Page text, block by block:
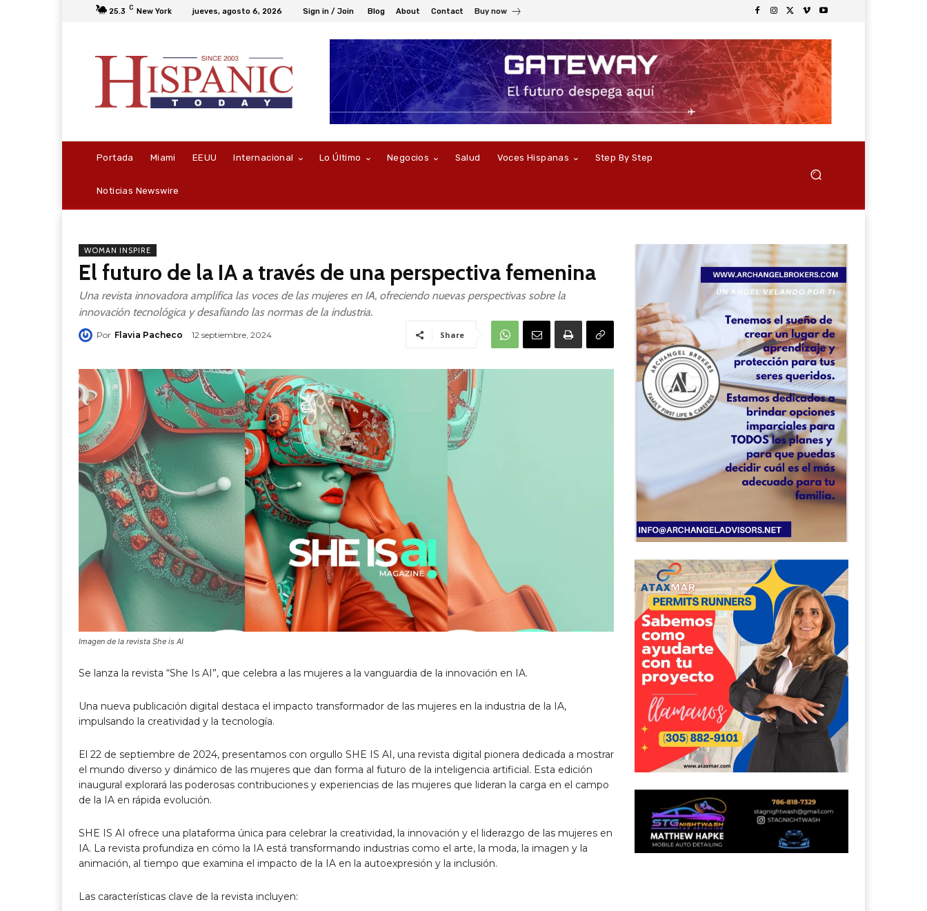
25.3 C New York jueves, agosto 6, 2026 Sign in / Join Blog About Contact Buy now
Portada Miami EEUU Internacional Lo Último Negocios Salud Voces Hispanas Step By Step
Noticias Newswire
WOMAN INSPIRE
El futuro de la IA a través de una perspectiva femenina
Una revista innovadora amplifica las voces de las mujeres en IA, ofreciendo nuevas perspectivas sobre la
innovación tecnológica y desafiando las normas de la industria.
Por Flavia Pacheco 12 septiembre, 2024 Share
Imagen de la revista She is AI
Se lanza la revista “She Is AI”, que celebra a las mujeres a la vanguardia de la innovación en IA.
Una nueva publicación digital destaca el impacto transformador de las mujeres en la industria de la IA,
impulsando la creatividad y la tecnología.
El 22 de septiembre de 2024, presentamos con orgullo SHE IS AI, una revista digital pionera dedicada a mostrar
el mundo diverso y dinámico de las mujeres que dan forma al futuro de la inteligencia artificial. Esta edición
inaugural explorará las poderosas contribuciones y experiencias de las mujeres que lideran la carga en el campo
de la IA en rápida evolución.
SHE IS AI ofrece una plataforma única para celebrar la creatividad, la innovación y el liderazgo de las mujeres en
IA. La revista profundiza en cómo la IA está transformando industrias como el arte, la moda, la imagen y la
animación, al tiempo que examina el impacto de la IA en la autoexpresión y la inclusión.
Las características clave de la revista incluyen: